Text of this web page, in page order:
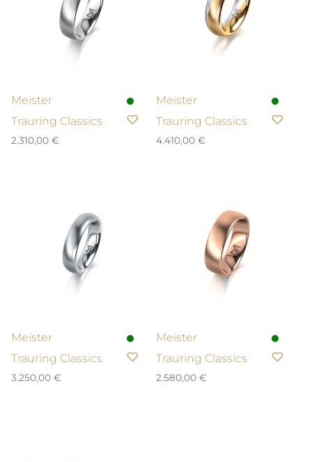
Meister
Trauring Classics
2.310,00 €
Meister
Trauring Classics
4.410,00 €
Meister
Trauring Classics
3.250,00 €
Meister
Trauring Classics
2.580,00 €